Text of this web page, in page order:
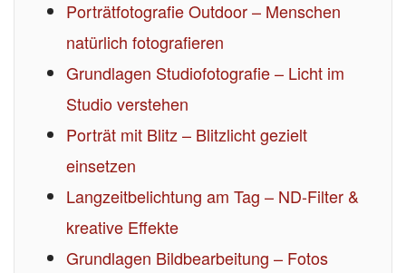
Porträtfotografie Outdoor – Menschen
natürlich fotografieren
Grundlagen Studiofotografie – Licht im
Studio verstehen
Porträt mit Blitz – Blitzlicht gezielt
einsetzen
Langzeitbelichtung am Tag – ND-Filter &
kreative Effekte
Grundlagen Bildbearbeitung – Fotos